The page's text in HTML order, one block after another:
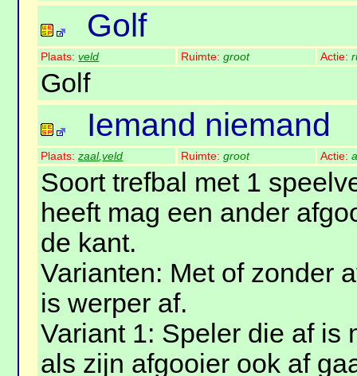
Golf
Plaats:veld Ruimte:groot Actie:
Golf
Iemand niemand
Plaats:zaal,veld Ruimte:groot Actie:
Soort trefbal met 1
heeft mag een ander
de kant.
Varianten: Met of zonder
is werper af.
Variant 1: Speler die af is
als zijn afgooier ook af